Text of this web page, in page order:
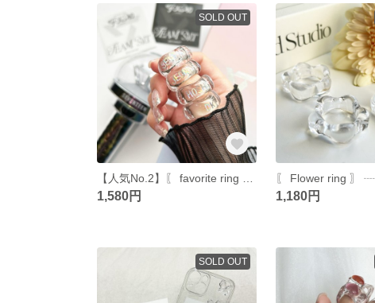
SOLD OUT
1,580円 1,180円
SOLD OUT